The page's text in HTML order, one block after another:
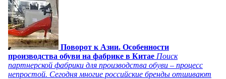
Поворот к Азии. Особенности
производства обуви на фабрике в Китае Поиск
партнерской фабрики для производства обуви – процесс
непростой. Сегодня многие российские бренды отшивают